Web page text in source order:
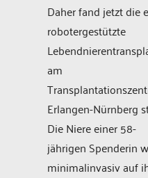
Daher fand jetzt die
robotergestützte
am
Erlangen-Nürnberg
Die Niere einer 58-
jährigen Spenderin
minimalinvasiv auf